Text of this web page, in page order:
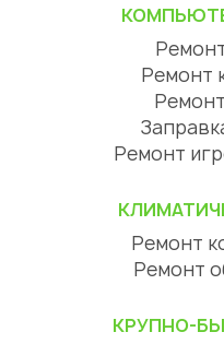
Ремонт
Ремонт
Ремонт
Ремонт
КРУПНО-